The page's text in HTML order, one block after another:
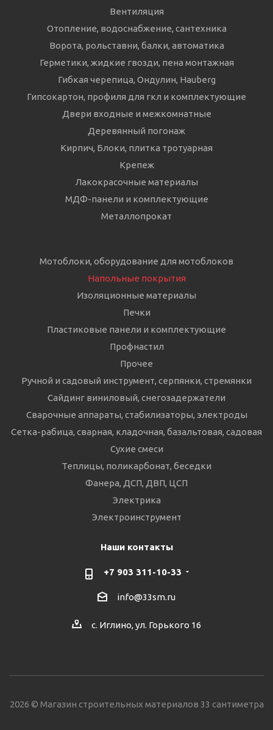
Вентиляция
Отопление, водоснабжение, сантехника
Ворота, рольставни, балки, автоматика
Герметики, жидкие гвозди, пена монтажная
Гибкая черепица, Ондулин, Hauberg
Гипсокартон, профиля для гкл и комплектующие
Двери входные и межкомнатные
Деревянный погонаж
Кирпич, Блоки, плитка тротуарная
Крепеж
Лакокрасочные материалы
МДФ-панели и комплектующие
Металлопрокат
Мотоблоки, оборудование для мотоблоков
Напольные покрытия
Изоляционные материалы
Печки
Пластиковые панели и комплектующие
Профнастил
Прочее
Ручной и садовый инструмент, серпянки, стремянки
Сайдинг виниловый, снегозадержатели
Сварочные аппараты, стабилизаторы, электроды
Сетка-рабица, сварная, кладочная, базальтовая, садовая
Сухие смеси
Теплицы, поликарбонат, беседки
Фанера, ДСП, ДВП, ЦСП
Электрика
Электроинструмент
Наши контакты
+7 903 311-10-33
info@33sm.ru
с. Иглино, ул. Горького 16
2026 © Магазин строительных материалов 33 сантиметра